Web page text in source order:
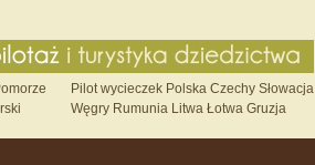
Pilot wycieczek Polska Czechy Słowacja
Węgry Rumunia Litwa Łotwa Gruzja